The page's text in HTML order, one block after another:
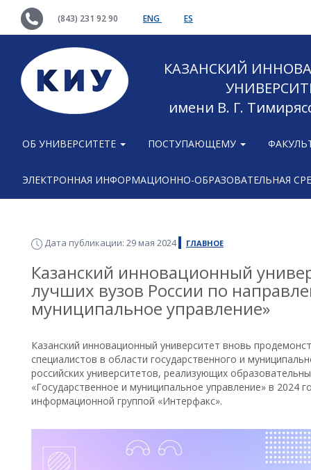
(843) 231 92 90 ENG ES
КАЗАНСКИЙ
имени В. Г.
ОБ УНИВЕРСИТЕТЕ ПОСТУПАЮЩЕМУ
ЭЛЕКТРОННАЯ ИНФОРМАЦИОННО-ОБРАЗОВАТЕЛЬНАЯ
Дата публикации: 29 мая 2024 ГЛАВНОЕ
Казанский инновационный
лучших вузов России по
муниципальное управление»
Казанский инновационный университет вновь
специалистов в области государственного и
российских университетов, реализующих
«Государственное и муниципальное управление» в 2024
информационной группой «Интерфакс».